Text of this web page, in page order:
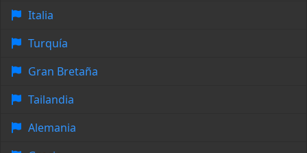
Italia
Turquía
Gran Bretaña
Tailandia
Alemania